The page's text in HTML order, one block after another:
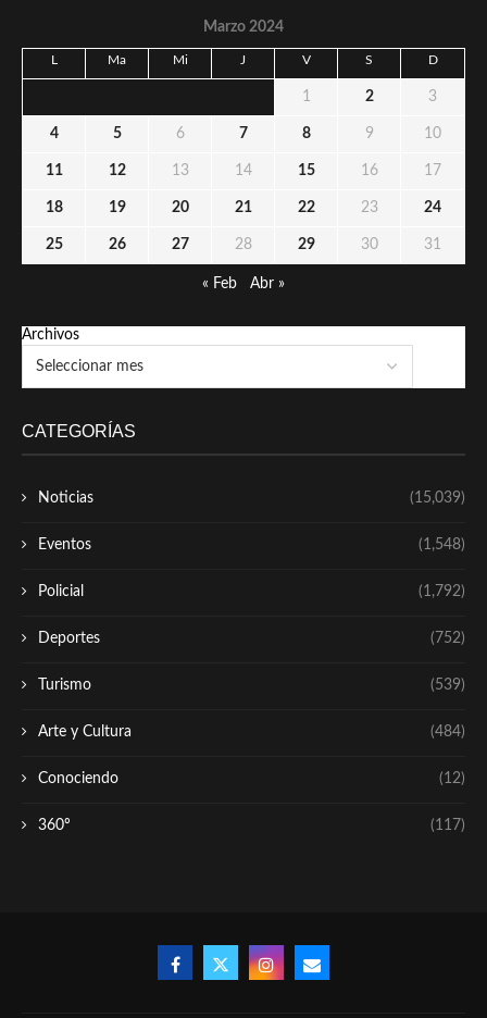
Marzo 2024
L Ma Mi J V S D
1 2 3
4 5 6 7 8 9 10
11 12 13 14 15 16 17
18 19 20 21 22 23 24
25 26 27 28 29 30 31
« Feb Abr »
Archivos
CATEGORÍAS
Noticias (15,039)
Eventos (1,548)
Policial (1,792)
Deportes (752)
Turismo (539)
Arte y Cultura (484)
Conociendo (12)
360º (117)